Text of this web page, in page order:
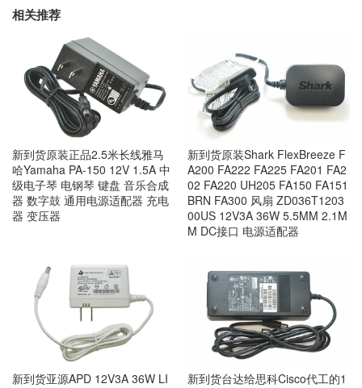
相关推荐
新到货原装正品2.5米长线雅马
哈Yamaha PA-150 12V 1.5A 中
级电子琴 电钢琴 键盘 音乐合成
器 数字鼓 通用电源适配器 充电
器 变压器
新到货原装Shark FlexBreeze F
A200 FA222 FA225 FA201 FA2
02 FA220 UH205 FA150 FA151
BRN FA300 风扇 ZD036T1203
00US 12V3A 36W 5.5MM 2.1M
M DC接口 电源适配器
新到货亚源APD 12V3A 36W LI
新到货台达给思科Cisco代工的1